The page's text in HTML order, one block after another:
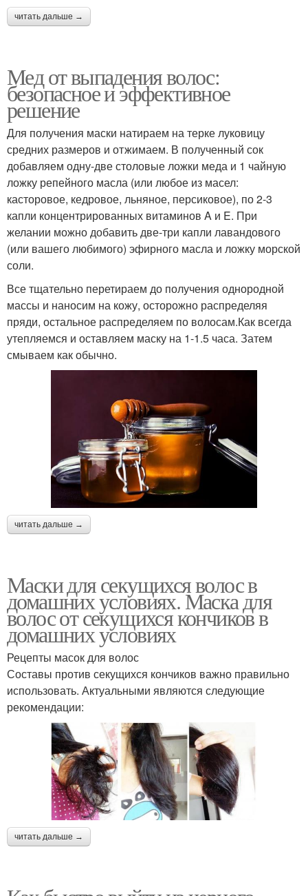
читать дальше →
Мед от выпадения волос:
безопасное и эффективное
решение
Для получения маски натираем на терке луковицу
средних размеров и отжимаем. В полученный сок
добавляем одну-две столовые ложки меда и 1 чайную
ложку репейного масла (или любое из масел:
касторовое, кедровое, льняное, персиковое), по 2-3
капли концентрированных витаминов A и E. При
желании можно добавить две-три капли лавандового
(или вашего любимого) эфирного масла и ложку морской
соли.
Все тщательно перетираем до получения однородной
массы и наносим на кожу, осторожно распределяя
пряди, остальное распределяем по волосам.Как всегда
утепляемся и оставляем маску на 1-1.5 часа. Затем
смываем как обычно.
читать дальше →
Маски для секущихся волос в
домашних условиях. Маска для
волос от секущихся кончиков в
домашних условиях
Рецепты масок для волос
Составы против секущихся кончиков важно правильно
использовать. Актуальными являются следующие
рекомендации:
читать дальше →